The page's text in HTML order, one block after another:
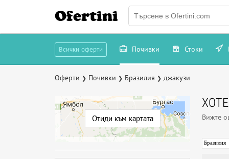
Ofertini
Всички оферти Почивки Стоки
Оферти ❯ Почивки ❯ Бразилия ❯ джакузи
Отиди към картата Вижте
Бразилия